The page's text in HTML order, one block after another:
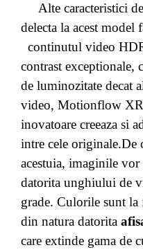
Alte caracteristici
delecta la acest model
continutul video
contrast exceptionale,
de luminozitate decat
video, Motionflow XR
inovatoare creeaza si
intre cele
acestuia, imaginile vor
datorita unghiului de
grade. Culorile sunt la
din natura datorita
care extinde gama de